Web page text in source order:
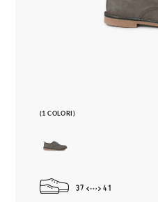
(1 COLORI)
37 41